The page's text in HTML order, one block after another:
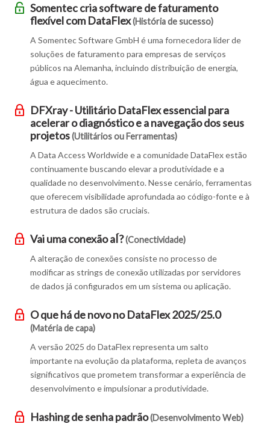
Somentec cria software de faturamento
flexível com DataFlex(História de sucesso)
A Somentec Software GmbH é uma fornecedora líder de
soluções de faturamento para empresas de serviços
públicos na Alemanha, incluindo distribuição de energia,
água e aquecimento.
DFXray - Utilitário DataFlex essencial para
acelerar o diagnóstico e a navegação dos seus
projetos(Utilitários ou Ferramentas)
A Data Access Worldwide e a comunidade DataFlex estão
continuamente buscando elevar a produtividade e a
qualidade no desenvolvimento. Nesse cenário, ferramentas
que oferecem visibilidade aprofundada ao código-fonte e à
estrutura de dados são cruciais.
Vai uma conexão aÍ?(Conectividade)
A alteração de conexões consiste no processo de
modificar as strings de conexão utilizadas por servidores
de dados já configurados em um sistema ou aplicação.
O que há de novo no DataFlex 2025/25.0
(Matéria de capa)
A versão 2025 do DataFlex representa um salto
importante na evolução da plataforma, repleta de avanços
significativos que prometem transformar a experiência de
desenvolvimento e impulsionar a produtividade.
Hashing de senha padrão(Desenvolvimento Web)